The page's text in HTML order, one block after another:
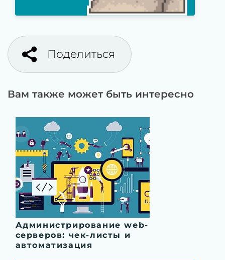
Поделиться
Вам также может быть интересно
Администрирование web-
серверов: чек-листы и
автоматизация